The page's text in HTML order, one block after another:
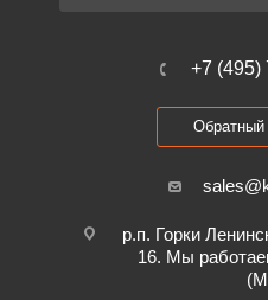
+7 (495)
Обратный
р.п. Горки
16. Мы